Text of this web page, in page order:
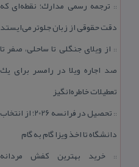
:: ترجمه رسمی مدارك؛ نقطه‌ای كه
دقت حقوقی از زبان جلوتر می‌ایستد
:: از ویلای جنگلی تا ساحلی، صفر تا
صد اجاره ویلا در رامسر برای یك
تعطیلات خاطره‌انگیز
::
تحصیل در فرانسه 2026؛ از انتخاب
دانشگاه تا اخذ ویزا گام به گام
::خرید بهترین كفش مردانه